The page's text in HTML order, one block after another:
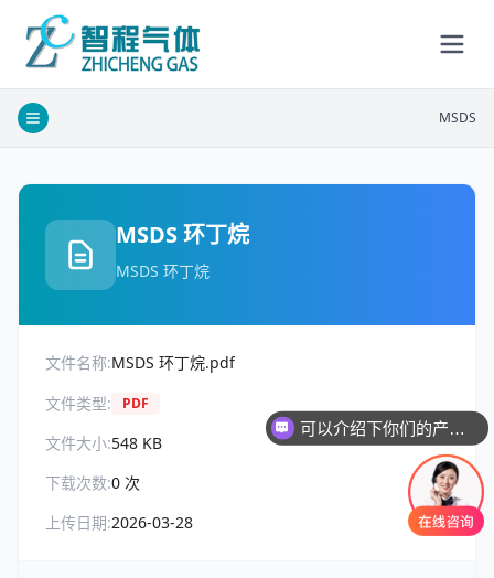
MSDS
MSDS 环丁烷
MSDS 环丁烷
文件名称:MSDS 环丁烷.pdf
文件类型:
PDF
文件大小:548 KB
下载次数:0 次
上传日期:2026-03-28